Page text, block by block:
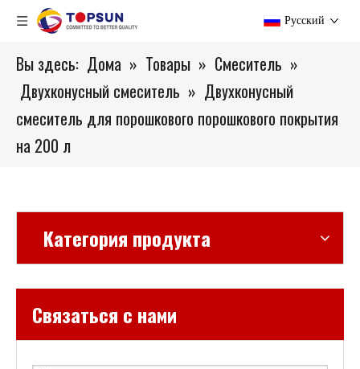
Pусский
Вы здесь: Дома » Товары » Смеситель »
Двухконусный смеситель » Двухконусный
смеситель для порошкового порошкового покрытия
на 200 л
Категория продукта
Связаться с нами